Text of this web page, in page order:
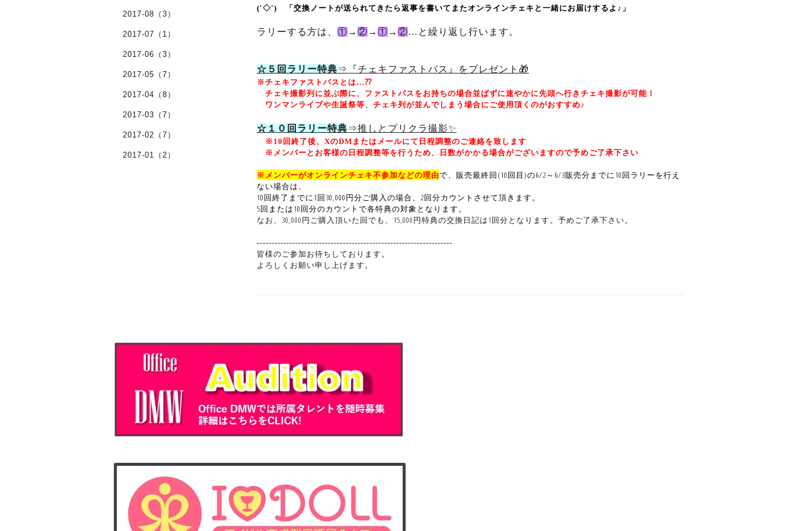
('◇') ゞ「交換ノートが送られてきたら返事を書いてまたオンラインチェキと一緒にお届けするよ ♪ 」
ラリーする方は、 ① → ② → ① → ②…と繰り返し行います。
☆５回ラリー特典⇒『チェキファストパス』をプレゼント 🎁
※チェキファストパスとは…⁇
チェキ撮影列に並ぶ際に、ファストパスをお持ちの場合並ばずに速やかに先頭へ行きチェキ撮影が可能！
ワンマンライブや生誕祭等、チェキ列が並んでしまう場合にご使用頂くのがおすすめ♪
☆１０回ラリー特典⇒推しとプリクラ撮影✨
※10回終了後、XのDMまたはメールにて日程調整のご連絡を致します
※メンバーとお客様の日程調整等を行うため、日数がかかる場合がございますので予めご了承下さい
※メンバーがオンラインチェキ不参加などの理由で、販売最終回(10回目)の6/2～6/3販売分までに10回ラリーを行え
ない場合は、
10回終了までに1回30,000円分ご購入の場合、2回分カウントさせて頂きます。
5回または10回分のカウントで各特典の対象となります。
なお、30,000円ご購入頂いた回でも、15,000円特典の交換日記は1回分となります。予めご了承下さい。
------------------------------------------------------------------
皆様のご参加お待ちしております。
よろしくお願い申し上げます。
2017-08（3）
2017-07（1）
2017-06（3）
2017-05（7）
2017-04（8）
2017-03（7）
2017-02（7）
2017-01（2）